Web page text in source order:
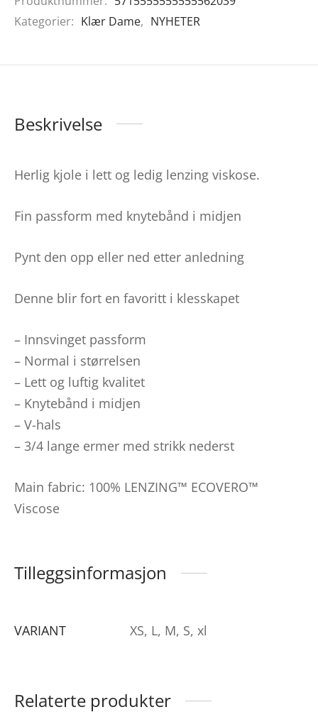
Kategorier: Klær Dame, NYHETER
Beskrivelse
Herlig kjole i lett og ledig lenzing viskose.
Fin passform med knytebånd i midjen
Pynt den opp eller ned etter anledning
Denne blir fort en favoritt i klesskapet
– Innsvinget passform
– Normal i størrelsen
– Lett og luftig kvalitet
– Knytebånd i midjen
– V-hals
– 3/4 lange ermer med strikk nederst
Main fabric: 100% LENZING™ ECOVERO™
Viscose
Tilleggsinformasjon
VARIANT XS, L, M, S, xl
Relaterte produkter